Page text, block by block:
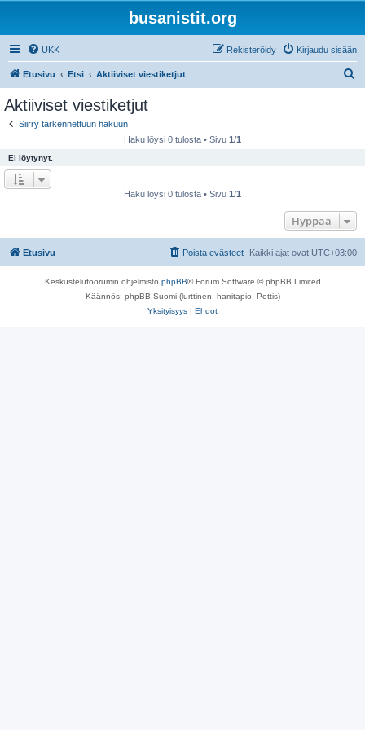
busanistit.org
UKK Kirjaudu sisään
Rekisteröidy
Etusivu Etsi Aktiiviset viestiketjut
Aktiiviset viestiketjut
Siirry tarkennettuun hakuun
Haku löysi 0 tulosta • Sivu 1/1
Ei löytynyt.
Haku löysi 0 tulosta • Sivu 1/1
Hyppää
Etusivu Kaikki ajat ovat UTC+03:00
Poista evästeet
Keskustelufoorumin ohjelmisto phpBB® Forum Software © phpBB Limited
Käännös: phpBB Suomi (lurttinen, harritapio, Pettis)
Yksityisyys | Ehdot